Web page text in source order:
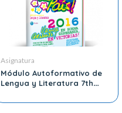
Asignatura
Módulo Autoformativo de
Lengua y Literatura 7th